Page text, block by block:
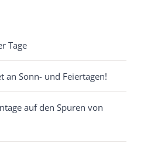
Tage
an Sonn- und Feiertagen!
auf den Spuren von